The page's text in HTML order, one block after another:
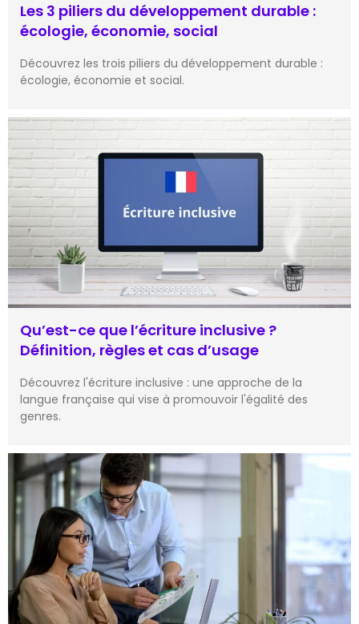
Les 3 piliers du développement durable :
écologie, économie, social
Découvrez les trois piliers du développement durable :
écologie, économie et social.
Qu’est-ce que l’écriture inclusive ?
Définition, règles et cas d’usage
Découvrez l'écriture inclusive : une approche de la
langue française qui vise à promouvoir l'égalité des
genres.